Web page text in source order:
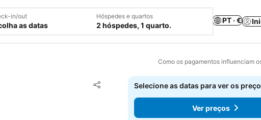
in/out
as datas
Hóspedes e quartos
2 hóspedes, 1 quarto.
PT · €
Como os pagamentos influenciam
Partilhar
Adicionar aos favoritos
Selecione as datas para ver os
Ver preços